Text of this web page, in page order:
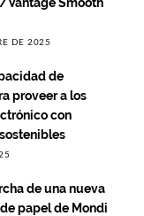
DE 2025
de
proveer a los
con
de una nueva
papel de Mondi